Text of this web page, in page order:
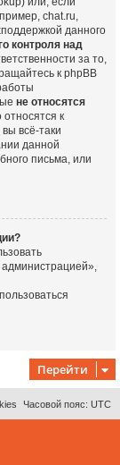
chat.ru,
данного
контроля над
за то,
к phpBB
не относятся
к
всё-таки
данной
письма, или
Перейти
Часовой пояс: UTC